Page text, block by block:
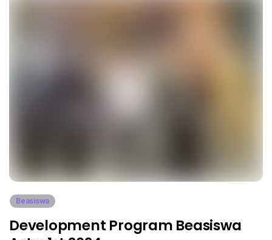
Beasiswa
Development Program Beasiswa